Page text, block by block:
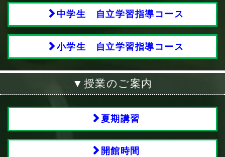
中学生 自立学習指導コース
小学生 自立学習指導コース
▼授業のご案内
夏期講習
開館時間